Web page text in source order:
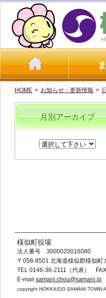
HOME > お知らせ・更新情報 >
月別アーカイブ
様似町役場
法人番号 3000020016080
〒058-8501 北海道様似郡様似町
TEL 0146-36-2111（代表）
E-mail samani.chou@samani.jp
copyright HOKKAIDO SAMANI TOWN